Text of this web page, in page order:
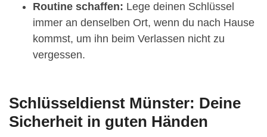
Routine schaffen: Lege deinen Schlüssel
immer an denselben Ort, wenn du nach Hause
kommst, um ihn beim Verlassen nicht zu
vergessen.
Schlüsseldienst Münster: Deine
Sicherheit in guten Händen